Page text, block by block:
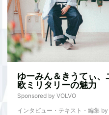
ゆーみん＆きうてぃ
欧ミリタリーの魅力
Sponsored by VOLVO
インタビュー・テキスト・編集